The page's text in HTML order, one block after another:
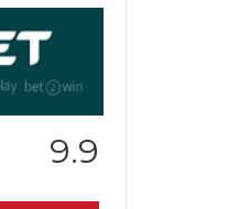
9.9